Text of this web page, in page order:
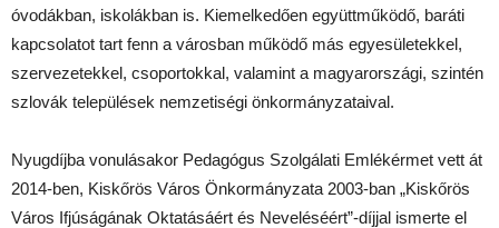
óvodákban, iskolákban is. Kiemelkedően együttműködő, baráti
kapcsolatot tart fenn a városban működő más egyesületekkel,
szervezetekkel, csoportokkal, valamint a magyarországi, szintén
szlovák települések nemzetiségi önkormányzataival.
Nyugdíjba vonulásakor Pedagógus Szolgálati Emlékérmet vett át
2014-ben, Kiskőrös Város Önkormányzata 2003-ban „Kiskőrös
Város Ifjúságának Oktatásáért és Neveléséért”-díjjal ismerte el